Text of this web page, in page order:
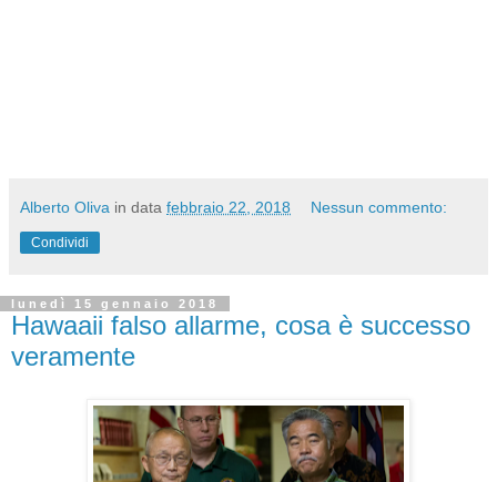
Alberto Oliva in data febbraio 22, 2018 Nessun commento:
Condividi
lunedì 15 gennaio 2018
Hawaaii falso allarme, cosa è successo
veramente